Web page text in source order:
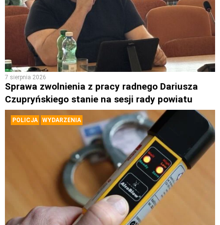
7 sierpnia 2026
Sprawa zwolnienia z pracy radnego Dariusza
Czupryńskiego stanie na sesji rady powiatu
POLICJA WYDARZENIA